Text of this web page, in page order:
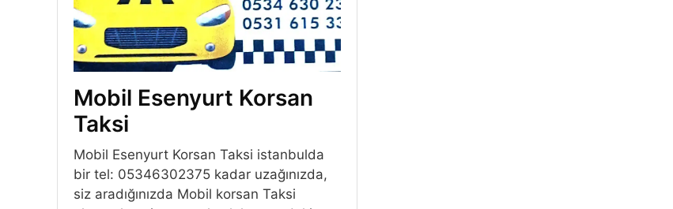
Mobil Esenyurt Korsan
Taksi
Mobil Esenyurt Korsan Taksi istanbulda
bir tel: 05346302375 kadar uzağınızda,
siz aradığınızda Mobil korsan Taksi